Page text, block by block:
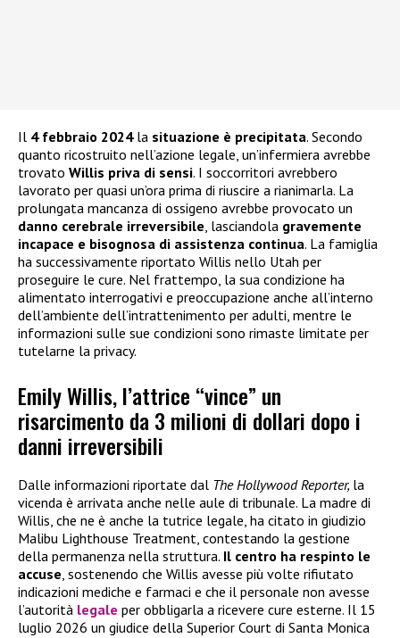
Il 4 febbraio 2024la situazione è precipitata. Secondo
quanto ricostruito nell’azione legale, un’infermiera avrebbe
trovato Willis priva di sensi. I soccorritori avrebbero
lavorato per quasi un’ora prima di riuscire a rianimarla. La
prolungata mancanza di ossigeno avrebbe provocato un
danno cerebrale irreversibile , lasciandola gravemente
incapace e bisognosa di assistenza continua. La famiglia
ha successivamente riportato Willis nello Utah per
proseguire le cure. Nel frattempo, la sua condizione ha
alimentato interrogativi e preoccupazione anche all’interno
dell’ambiente dell’intrattenimento per adulti, mentre le
informazioni sulle sue condizioni sono rimaste limitate per
tutelarne la privacy.
Emily Willis, l’attrice “vince” un
risarcimento da 3 milioni di dollari dopo i
danni irreversibili
Dalle informazioni riportate dal The Hollywood Reporter, la
vicenda è arrivata anche nelle aule di tribunale. La madre di
Willis, che ne è anche la tutrice legale, ha citato in giudizio
Malibu Lighthouse Treatment, contestando la gestione
della permanenza nella struttura. Il centro ha respinto le
accuse, sostenendo che Willis avesse più volte rifiutato
indicazioni mediche e farmaci e che il personale non avesse
l’autorità legale per obbligarla a ricevere cure esterne. Il 15
luglio 2026 un giudice della Superior Court di Santa Monica